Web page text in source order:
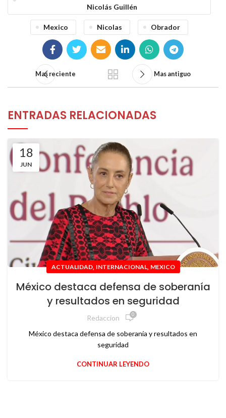
Nicolás Guillén
Mexico Nicolas Obrador
Mas reciente Mas antiguo
ENTRADAS RELACIONADAS
18
JUN
ACTUALIDAD, INTERNACIONAL, MEXICO
México destaca defensa de soberanía
y resultados en seguridad
Redaccion 0
México destaca defensa de soberanía y resultados en
seguridad
CONTINUAR LEYENDO